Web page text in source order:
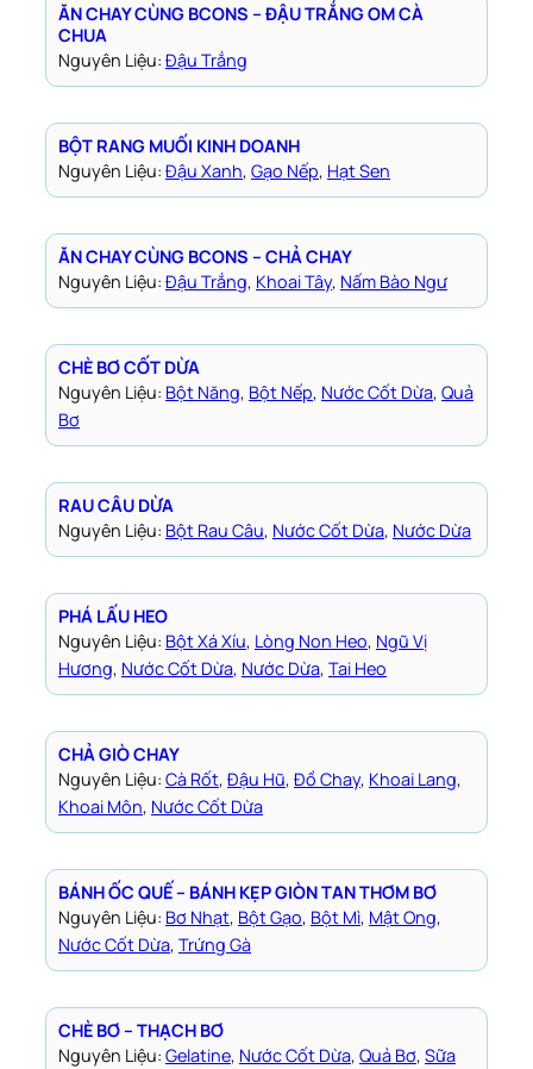
ĂN CHAY CÙNG BCONS – ĐẬU TRẮNG OM CÀ
CHUA
Nguyên Liệu: Đậu Trắng
BỘT RANG MUỐI KINH DOANH
Nguyên Liệu: Đậu Xanh, Gạo Nếp, Hạt Sen
ĂN CHAY CÙNG BCONS – CHẢ CHAY
Nguyên Liệu: Đậu Trắng, Khoai Tây, Nấm Bào Ngư
CHÈ BƠ CỐT DỪA
Nguyên Liệu: Bột Năng, Bột Nếp, Nước Cốt Dừa, Quả
Bơ
RAU CÂU DỪA
Nguyên Liệu: Bột Rau Câu, Nước Cốt Dừa, Nước Dừa
PHÁ LẤU HEO
Nguyên Liệu: Bột Xá Xíu, Lòng Non Heo, Ngũ Vị
Hương, Nước Cốt Dừa, Nước Dừa, Tai Heo
CHẢ GIÒ CHAY
Nguyên Liệu: Cà Rốt, Đậu Hũ, Đồ Chay, Khoai Lang
Khoai Môn, Nước Cốt Dừa
BÁNH ỐC QUẾ – BÁNH KẸP GIÒN TAN THƠM BƠ
Nguyên Liệu: Bơ Nhạt, Bột Gạo, Bột Mì, Mật Ong
Nước Cốt Dừa, Trứng Gà
CHÈ BƠ – THẠCH BƠ
Nguyên Liệu: Gelatine, Nước Cốt Dừa, Quả Bơ, Sữa